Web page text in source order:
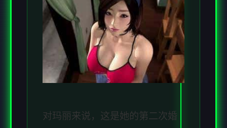
对玛丽来说，这是她的第二次婚